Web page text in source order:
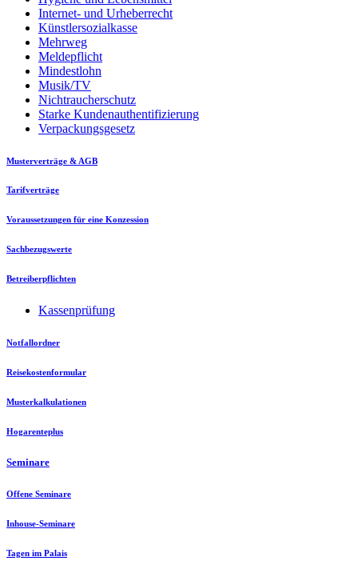
Internet- und Urheberrecht
Künstlersozialkasse
Mehrweg
Meldepflicht
Mindestlohn
Musik/TV
Nichtraucherschutz
Starke Kundenauthentifizierung
Verpackungsgesetz
Musterverträge & AGB
Tarifverträge
Voraussetzungen für eine Konzession
Sachbezugswerte
Betreiberpflichten
Kassenprüfung
Notfallordner
Reisekostenformular
Musterkalkulationen
Hogarenteplus
Seminare
Offene Seminare
Inhouse-Seminare
Tagen im Palais